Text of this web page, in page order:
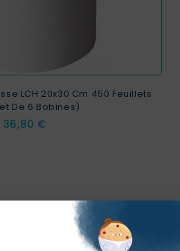
LCH 20x30 Cm 450 Feuillets
De 6 Bobines)
Prix
36,80 €